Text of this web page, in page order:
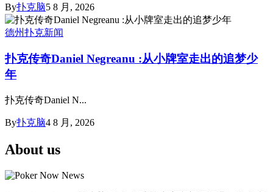
By扑克脑5 8 月, 2026
德州扑克新闻
扑克传奇Daniel Negreanu :从小牌室走出的追梦少
年
扑克传奇Daniel N...
By扑克脑4 8 月, 2026
About us